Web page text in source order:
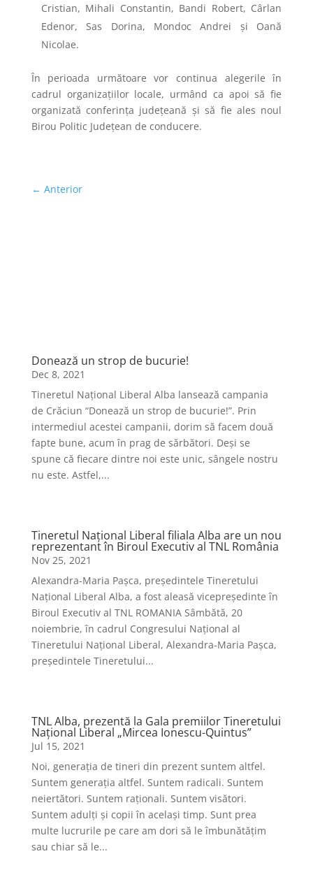
Cristian, Mihali Constantin, Bandi Robert, Cârlan
Edenor, Sas Dorina, Mondoc Andrei și Oană
Nicolae.
În perioada următoare vor continua alegerile în
cadrul organizațiilor locale, urmând ca apoi să fie
organizată conferința județeană și să fie ales noul
Birou Politic Județean de conducere.
← Anterior
Donează un strop de bucurie!
Dec 8, 2021
Tineretul Național Liberal Alba lansează campania
de Crăciun “Donează un strop de bucurie!”. Prin
intermediul acestei campanii, dorim să facem două
fapte bune, acum în prag de sărbători. Deși se
spune că fiecare dintre noi este unic, sângele nostru
nu este. Astfel,...
Tineretul Național Liberal filiala Alba are un nou
reprezentant în Biroul Executiv al TNL România
Nov 25, 2021
Alexandra-Maria Pașca, președintele Tineretului
Național Liberal Alba, a fost aleasă vicepreședinte în
Biroul Executiv al TNL ROMANIA Sâmbătă, 20
noiembrie, în cadrul Congresului Național al
Tineretului Național Liberal, Alexandra-Maria Pașca,
președintele Tineretului...
TNL Alba, prezentă la Gala premiilor Tineretului
Național Liberal „Mircea Ionescu-Quintus”
Jul 15, 2021
Noi, generația de tineri din prezent suntem altfel.
Suntem generația altfel. Suntem radicali. Suntem
neiertători. Suntem raționali. Suntem visători.
Suntem adulți și copii în același timp. Sunt prea
multe lucrurile pe care am dori să le îmbunătățim
sau chiar să le...